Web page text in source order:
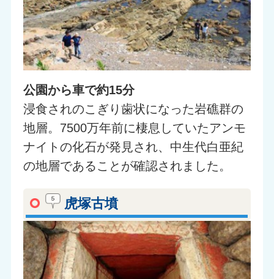
公園から車で約15分
浸食されのこぎり歯状になった岩礁群の
地層。7500万年前に棲息していたアンモ
ナイトの化石が発見され、中生代白亜紀
の地層であることが確認されました。
虎塚古墳